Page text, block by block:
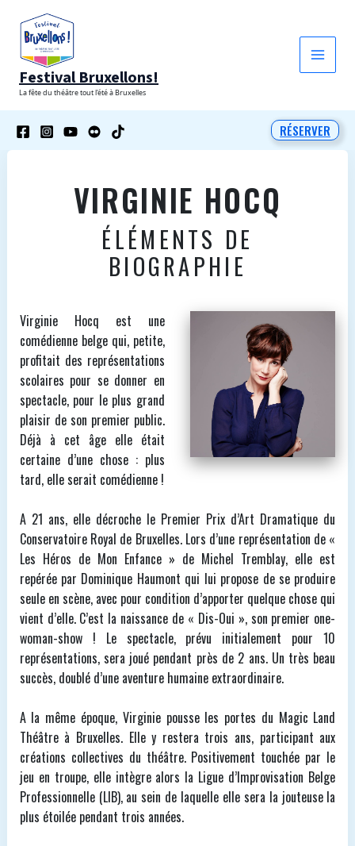
contenu
Festival Bruxellons!
La fête du théâtre tout l'été à Bruxelles
RÉSERVER
VIRGINIE HOCQ
ÉLÉMENTS DE
BIOGRAPHIE
Virginie Hocq est une
comédienne belge qui, petite,
profitait des représentations
scolaires pour se donner en
spectacle, pour le plus grand
plaisir de son premier public.
Déjà à cet âge elle était
certaine d’une chose : plus
tard, elle serait comédienne !
A 21 ans, elle décroche le Premier Prix d’Art Dramatique du
Conservatoire Royal de Bruxelles. Lors d’une représentation de «
Les Héros de Mon Enfance » de Michel Tremblay, elle est
repérée par Dominique Haumont qui lui propose de se produire
seule en scène, avec pour condition d’apporter quelque chose qui
vient d’elle. C’est la naissance de « Dis-Oui », son premier one-
woman-show ! Le spectacle, prévu initialement pour 10
représentations, sera joué pendant près de 2 ans. Un très beau
succès, doublé d’une aventure humaine extraordinaire.
A la même époque, Virginie pousse les portes du Magic Land
Théâtre à Bruxelles. Elle y restera trois ans, participant aux
créations collectives du théâtre. Positivement touchée par le
jeu en troupe, elle intègre alors la Ligue d’Improvisation Belge
Professionnelle (LIB), au sein de laquelle elle sera la jouteuse la
plus étoilée pendant trois années.